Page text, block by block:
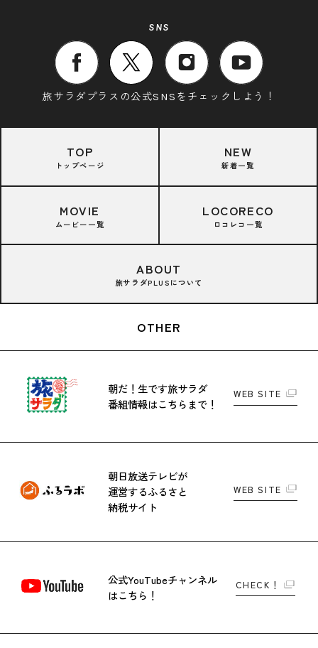
SNS
旅サラダプラスの公式SNSをチェックしよう！
TOP
トップページ
NEW
新着一覧
MOVIE
ムービー一覧
LOCORECO
ロコレコ一覧
ABOUT
旅サラダPLUSについて
OTHER
朝だ！生です旅サラダ
番組情報はこちらまで！
WEB SITE
朝日放送テレビが
運営するふるさと
納税サイト
WEB SITE
公式YouTubeチャンネル
はこちら！
CHECK！